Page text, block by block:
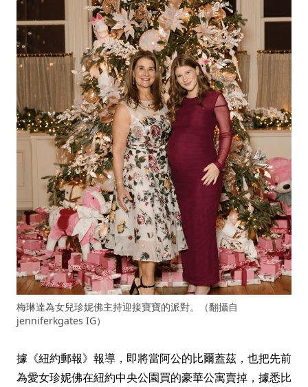
梅琳達為女兒珍妮佛主持迎接寶寶的派對。（翻攝自
jenniferkgates IG）
據《紐約郵報》報導，即將當阿公的比爾蓋茲，也把先前
為愛女珍妮佛在紐約中央公園買的豪華公寓賣掉，據悉比